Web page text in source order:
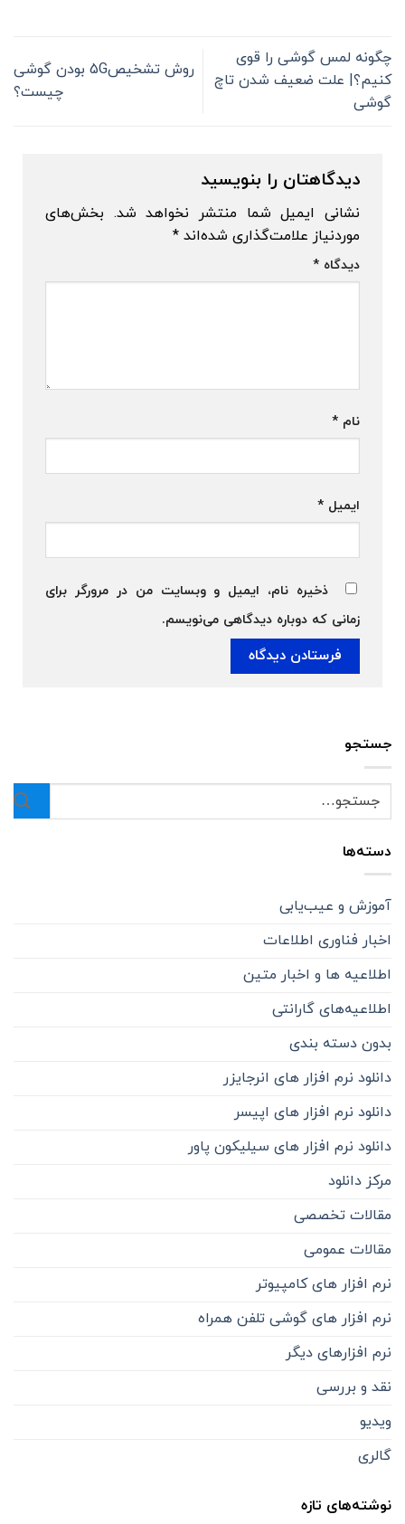
چگونه لمس گوشی را قوی
کنیم؟| علت ضعیف شدن تاچ
گوشی
روش تشخیص5G بودن گوشی
چیست؟
دیدگاهتان را بنویسید
نشانی ایمیل شما منتشر نخواهد شد. بخش‌های
موردنیاز علامت‌گذاری شده‌اند*
دیدگاه*
نام*
ایمیل*
ذخیره نام، ایمیل و وبسایت من در مرورگر برای
زمانی که دوباره دیدگاهی می‌نویسم.
جستجو
دسته‌ها
آموزش و عیب‌یابی
اخبار فناوری اطلاعات
اطلاعیه ها و اخبار متین
اطلاعیه‌‌های گارانتی
بدون دسته بندی
دانلود نرم افزار های انرجایزر
دانلود نرم افزار های اپیسر
دانلود نرم افزار های سیلیکون پاور
مرکز دانلود
مقالات تخصصی
مقالات عمومی
نرم افزار های کامپیوتر
نرم افزار های گوشی تلفن همراه
نرم افزارهای دیگر
نقد و بررسی
ویدیو
گالری
نوشته‌های تازه